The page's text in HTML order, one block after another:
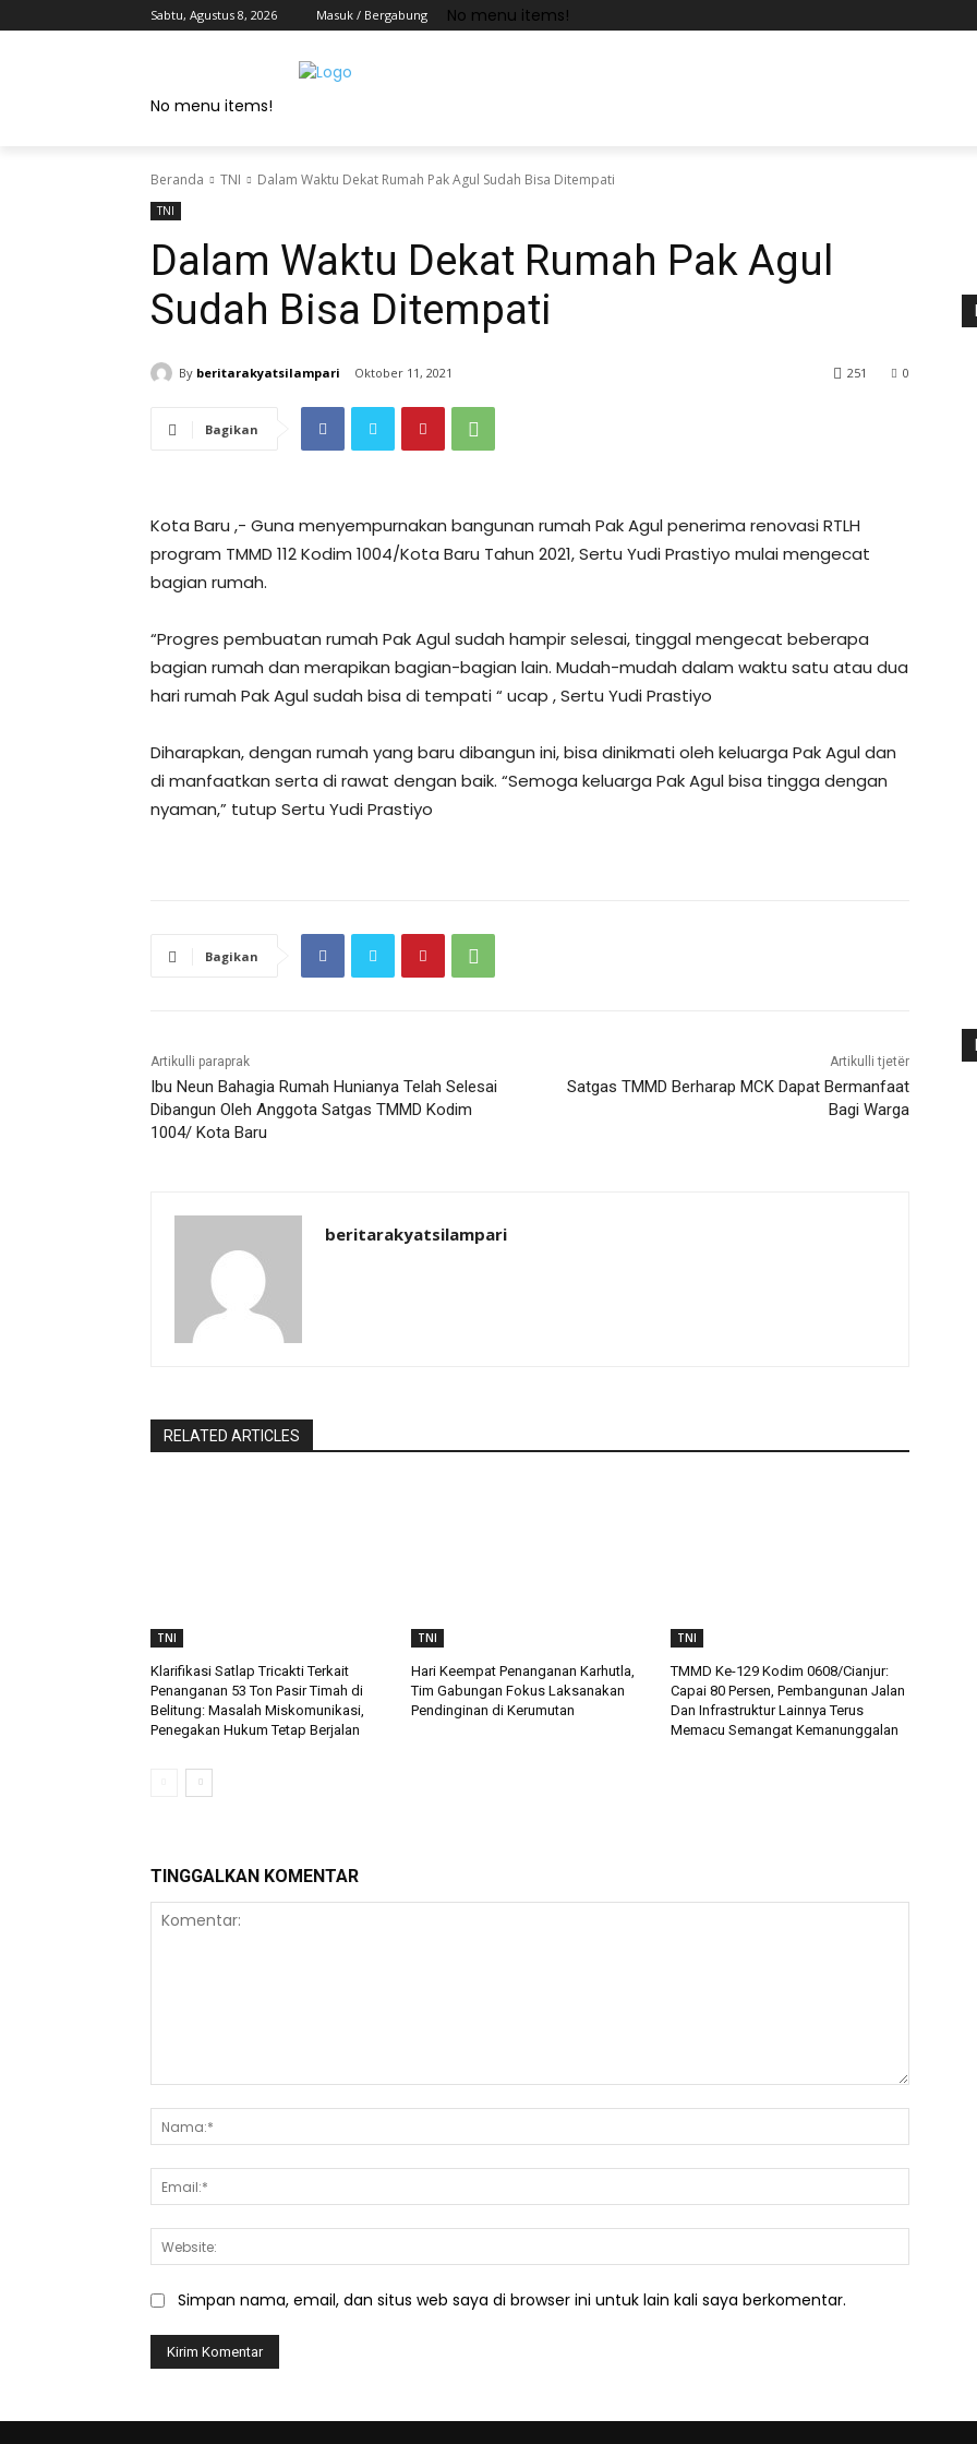
Sabtu, Agustus 8, 2026 Masuk / Bergabung No menu items!
No menu items!
Beranda TNI Dalam Waktu Dekat Rumah Pak Agul Sudah Bisa Ditempati
TNI
Dalam Waktu Dekat Rumah Pak Agul
Sudah Bisa Ditempati
By beritarakyatsilampari Oktober 11, 2021 0
251
Bagikan
Kota Baru ,- Guna menyempurnakan bangunan rumah Pak Agul penerima renovasi RTLH
program TMMD 112 Kodim 1004/Kota Baru Tahun 2021, Sertu Yudi Prastiyo mulai mengecat
bagian rumah.
“Progres pembuatan rumah Pak Agul sudah hampir selesai, tinggal mengecat beberapa
bagian rumah dan merapikan bagian-bagian lain. Mudah-mudah dalam waktu satu atau dua
hari rumah Pak Agul sudah bisa di tempati “ ucap , Sertu Yudi Prastiyo
Diharapkan, dengan rumah yang baru dibangun ini, bisa dinikmati oleh keluarga Pak Agul dan
di manfaatkan serta di rawat dengan baik. “Semoga keluarga Pak Agul bisa tingga dengan
nyaman,” tutup Sertu Yudi Prastiyo
Bagikan
Artikulli paraprak
Ibu Neun Bahagia Rumah Hunianya Telah Selesai
Dibangun Oleh Anggota Satgas TMMD Kodim
1004/ Kota Baru
Artikulli tjetër
Satgas TMMD Berharap MCK Dapat Bermanfaat
Bagi Warga
beritarakyatsilampari
RELATED ARTICLES
TNI
Klarifikasi Satlap Tricakti Terkait
Penanganan 53 Ton Pasir Timah di
Belitung: Masalah Miskomunikasi,
Penegakan Hukum Tetap Berjalan
TNI
Hari Keempat Penanganan Karhutla,
Tim Gabungan Fokus Laksanakan
Pendinginan di Kerumutan
TNI
TMMD Ke-129 Kodim 0608/Cianjur:
Capai 80 Persen, Pembangunan Jalan
Dan Infrastruktur Lainnya Terus
Memacu Semangat Kemanunggalan
TINGGALKAN KOMENTAR
Simpan nama, email, dan situs web saya di browser ini untuk lain kali saya berkomentar.